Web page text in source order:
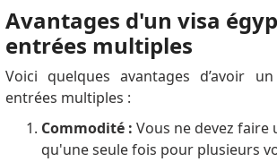
Avantages d'un visa
entrées multiples
Voici quelques avantages d’avoir
entrées multiples :
Commodité : Vous ne devez faire
qu'une seule fois pour plusieurs